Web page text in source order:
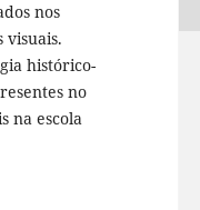
nos
visuais.
histórico-
no
na escola